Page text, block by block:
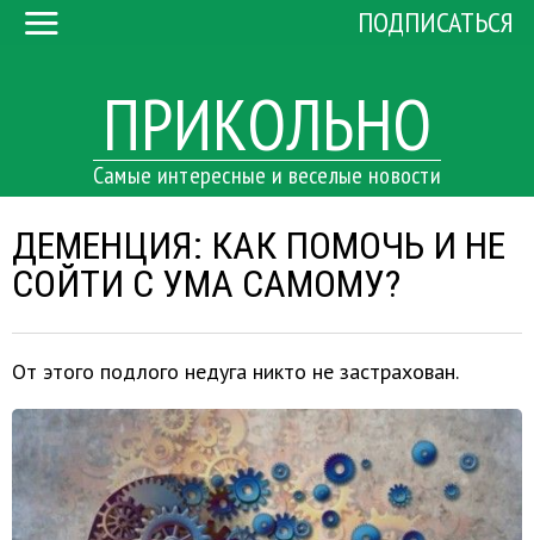
ПРИКОЛЬНО
Самые интересные и веселые новости
ПОДПИСАТЬСЯ
ДЕМЕНЦИЯ: КАК ПОМОЧЬ И НЕ
СОЙТИ С УМА САМОМУ?
От этого подлого недуга никто не застрахован.